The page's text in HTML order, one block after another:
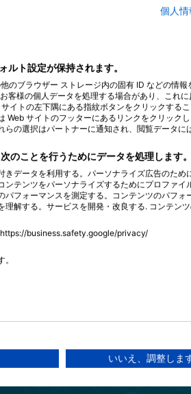
、クジラの中で最も認識し
ーガは、実際には生まれつ
います。シロイルカは、大
いることから、「海のカナ
個人
ルト設定が保持されます。
のブラウザー ストレージ内の固有 ID などの情報
客様の個人データを処理する場合があり、これに
イトの左下隅にある指紋ボタンをクリックする
Web サイトのフッターにあるリンクをクリック
の選択はパートナーに通知され、閲覧データに
のことを行うためにデータを処理します。
データを利用する。パーソナライズ広告のため
テンツをパーソナライズするためにプロファイ
フォーマンスを測定する。コンテンツのパフォ
解する。サービスを開発・改良する. コンテン
https://business.safety.google/privacy/
いいえ、調整しま